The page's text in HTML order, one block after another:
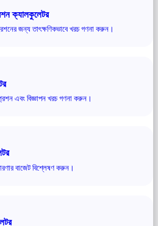
ক্যালকুলেটর
জন্য তাৎক্ষণিকভাবে খরচ গণনা করুন।
এবং বিজ্ঞাপন খরচ গণনা করুন।
বাজেট বিশ্লেষণ করুন।